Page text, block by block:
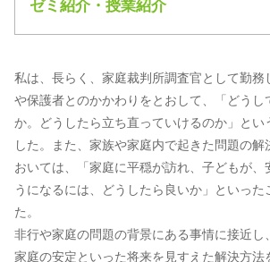
ゼミ紹介・授業紹介
私は、長らく、家庭裁判所調査官として勤務
や保護者とのかかわりをとおして、「どうし
か。どうしたら立ち直っていけるのか」とい
した。また、家族や家庭内で起きた問題の解
おいては、「家庭に平穏が訪れ、子どもが、
うになるには、どうしたら良いか」といった
た。
非行や家庭の問題の背景にある事情に接近し
家庭の安定といった将来を見すえた解決方法